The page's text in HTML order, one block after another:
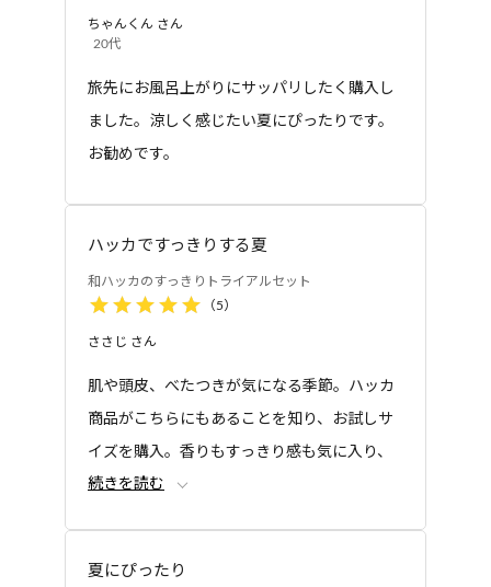
クオタニウム-64、PPG-3カプリリルエーテル、リン
添ココグリセリル、トコフェロール、トリイソステ
アリン酸PEG-160ソルビタン、ヤシ油脂肪酸PEG-7
グリセリル、BG、PCA-Na、塩化Na、クエン酸、ク
ン、フェノキシエタノール
●【和ハッカのすっきりトリートメント】水、セテア
ン酸)ヤシアルキル、PPG-3カプリリルエーテル、ス
ホバ種子油、シア脂油、シラカンバ樹液、グリセリ
ン、ベタイン、ペンチレングリコール、BG、クマイ
ス葉/茎エキス、ヒマワリ種子エキス、モンモリロナ
イト、ヒマワリ種子油不けん化物、ハッカ水、ハッ
バンデュラハイブリダ油、レモン果皮油、ラブダナ
和ハッカのすっきりト
リートメント
和ハッカのすっきりト
ヘアオイル
カレンデュラ手づみオ
ボディシャンプー
和ハッカのすっきりボ
ちゃんくん さん
20代
旅先にお風呂上がりにサッパリしたく購入し
ました。涼しく感じたい夏にぴったりです。
お勧めです。
ハッカですっきりする夏
和ハッカのすっきりトライアルセット
（5）
ささじ さん
肌や頭皮、べたつきが気になる季節。ハッカ
商品がこちらにもあることを知り、お試しサ
イズを購入。香りもすっきり感も気に入り、
現品サイズも購入しました。
続きを読む
夏にぴったり